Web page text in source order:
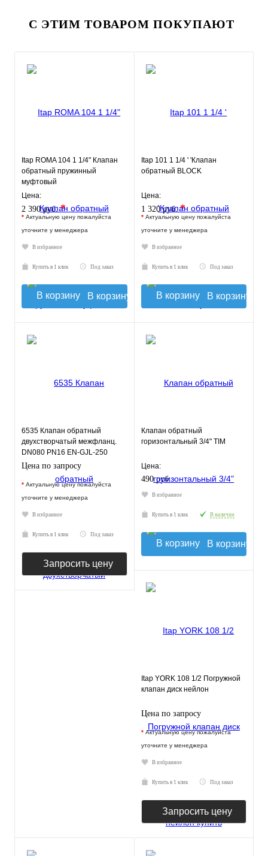
С ЭТИМ ТОВАРОМ ПОКУПАЮТ
Itap ROMA 104 1 1/4" Клапан
обратный пружинный
муфтовый
Цена:
2 390 руб.*
* Актуальную цену пожалуйста
уточните у менеджера
В избранное
Купить в 1 клик Под заказ
В корзину
Itap 101 1 1/4 ' 'Клапан
обратный BLOCK
Цена:
1 320 руб.*
* Актуальную цену пожалуйста
уточните у менеджера
В избранное
Купить в 1 клик Под заказ
В корзину
6535 Клапан обратный
двухстворчатый межфланц.
DN080 PN16 EN-GJL-250
нерж.сталь EPDM JAFAR
Цена по запросу
* Актуальную цену пожалуйста
уточните у менеджера
В избранное
Купить в 1 клик Под заказ
Запросить цену
Клапан обратный
горизонтальный 3/4" TIM
Цена:
490 руб.
В избранное
Купить в 1 клик В наличии
В корзину
Itap YORK 108 1/2 Погружной
клапан диск нейлон
Цена по запросу
* Актуальную цену пожалуйста
уточните у менеджера
В избранное
Купить в 1 клик Под заказ
Запросить цену